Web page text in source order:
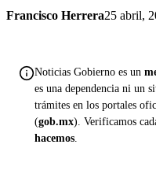
Francisco Herrera25 abril,
Noticias Gobierno es un
es una dependencia ni un
trámites en los portales
(gob.mx). Verificamos
hacemos.